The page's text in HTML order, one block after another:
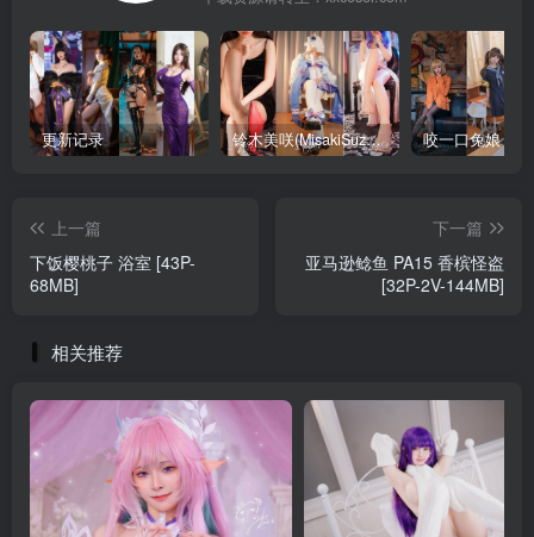
更新记录 铃木美咲(MisakiSuzuki) 合集下载 咬一口兔娘 合
上一篇
下饭樱桃子 浴室 [43P-
68MB]
下一篇
亚马逊鲶鱼 PA15 香槟怪盗
[32P-2V-144MB]
相关推荐